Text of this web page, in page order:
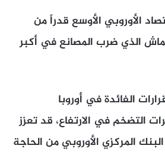
الأوروبي الأوسع قدراً من
الذي ضرب المصانع في أكبر
الفائدة في أوروبا
التضخم في الارتفاع، قد تعزز
المركزي الأوروبي من الحاجة